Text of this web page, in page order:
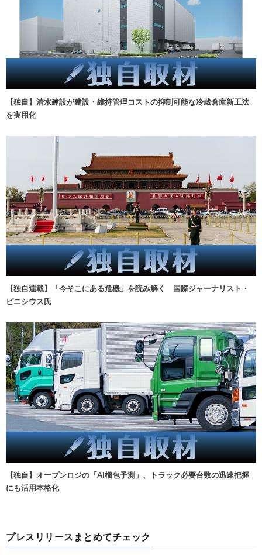
【独自】清水建設が建設・維持管理コストの抑制可能な冷蔵倉庫新工法
を実用化
【独自連載】「今そこにある危機」を読み解く 国際ジャーナリスト・
ビニシウス氏
【独自】オープンロジの「AI梱包予測」、トラック必要台数の迅速把握
にも活用本格化
プレスリリースまとめてチェック